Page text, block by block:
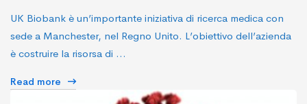
UK Biobank è un’importante iniziativa di ricerca medica con
sede a Manchester, nel Regno Unito. L’obiettivo dell’azienda
è costruire la risorsa di …
Read more